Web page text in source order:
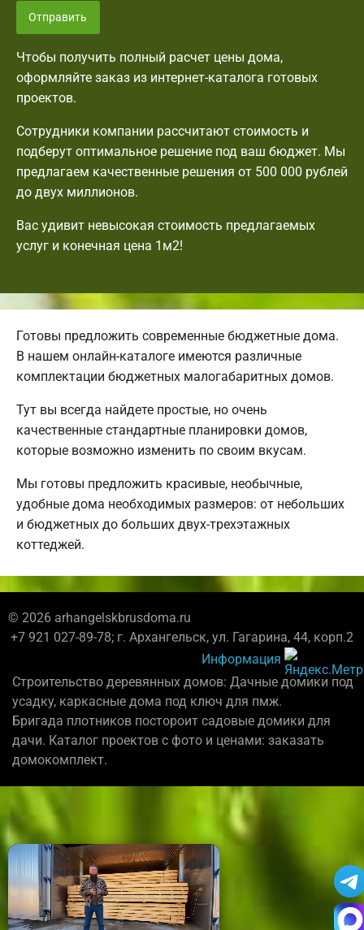
Отправить
Чтобы получить полный расчет цены дома,
оформляйте заказ из интернет-каталога готовых
проектов.
Сотрудники компании рассчитают стоимость и
подберут оптимальное решение под ваш бюджет. Мы
предлагаем качественные решения от 500 000 рублей
до двух миллионов.
Вас удивит невысокая стоимость предлагаемых
услуг и конечная цена 1м2!
Готовы предложить современные бюджетные дома.
В нашем онлайн-каталоге имеются различные
комплектации бюджетных малогабаритных домов.
Тут вы всегда найдете простые, но очень
качественные стандартные планировки домов,
которые возможно изменить по своим вкусам.
Мы готовы предложить красивые, необычные,
удобные дома необходимых размеров: от небольших
и бюджетных до больших двух-трехэтажных
коттеджей.
© 2026 arhangelskbrusdoma.ru
+7 921 027-89-78; г. Архангельск, ул. Гагарина, 44, корп.2
Информация
Строительство деревянных домов: Дачные домики под
усадку, каркасные дома под ключ для пмж.
Бригада плотников постороит садовые домики для
дачи. Каталог проектов с фото и ценами: заказать
домокомплект.